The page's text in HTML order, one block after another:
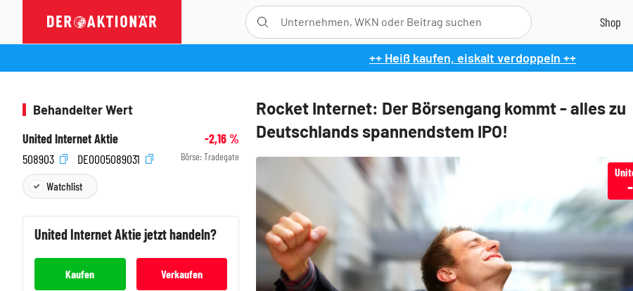
++ Heiß kaufen, eiskalt verdoppeln ++
Rocket Internet: Der Börsengang kommt - alles zu
Deutschlands spannendstem IPO!
Behandelter Wert
United Internet Aktie
-2,16%
508903
DE0005089031 Börse: Tradegate
Watchlist
United InternetAktie jetzt handeln?
Kaufen Verkaufen